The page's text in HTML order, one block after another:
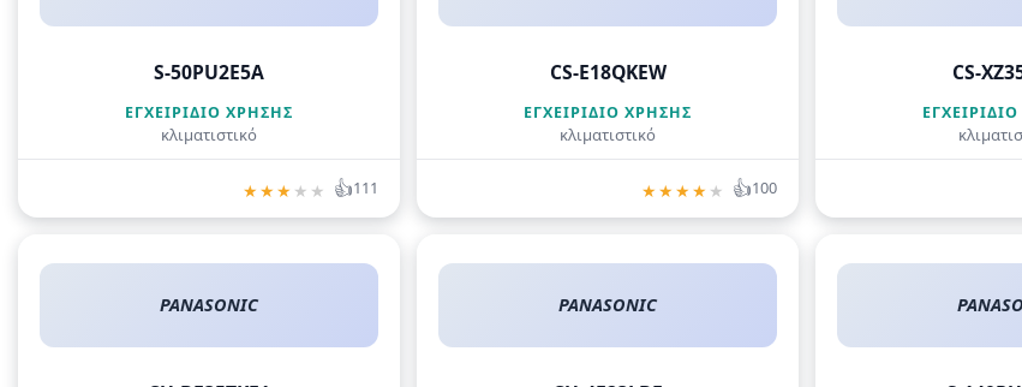
S-50PU2E5A
ΕΓΧΕΙΡΊΔΙΟ ΧΡΉΣΗΣ
κλιματιστικό
★★★ ★ ★ 👍111
CS-E18QKEW
ΕΓΧΕΙΡΊΔΙΟ ΧΡΉΣΗΣ
κλιματιστικό
★★★★ ★ 👍100
CS-
PANASONIC PANASONIC